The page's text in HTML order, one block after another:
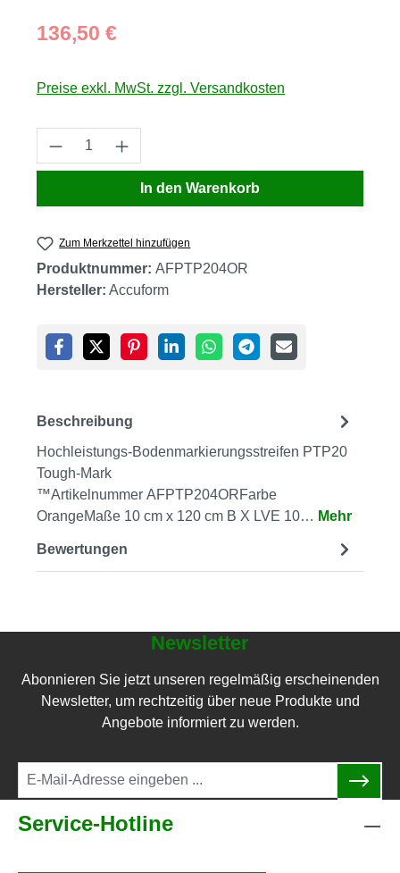
Regulärer Preis:
136,50 €
Preise exkl. MwSt. zzgl. Versandkosten
Produkt Anzahl: Gib den gewünschten
In den Warenkorb
Zum Merkzettel hinzufügen
Produktnummer: AFPTP204OR
Hersteller: Accuform
Beschreibung
Hochleistungs-Bodenmarkierungsstreifen PTP20
Tough-Mark
™Artikelnummer AFPTP204ORFarbe
OrangeMaße 10 cm x 120 cm B X LVE 10… Mehr
Bewertungen
Newsletter
Abonnieren Sie jetzt unseren regelmäßig erscheinenden
Newsletter, um rechtzeitig über neue Produkte und
Angebote informiert zu werden.
Service-Hotline